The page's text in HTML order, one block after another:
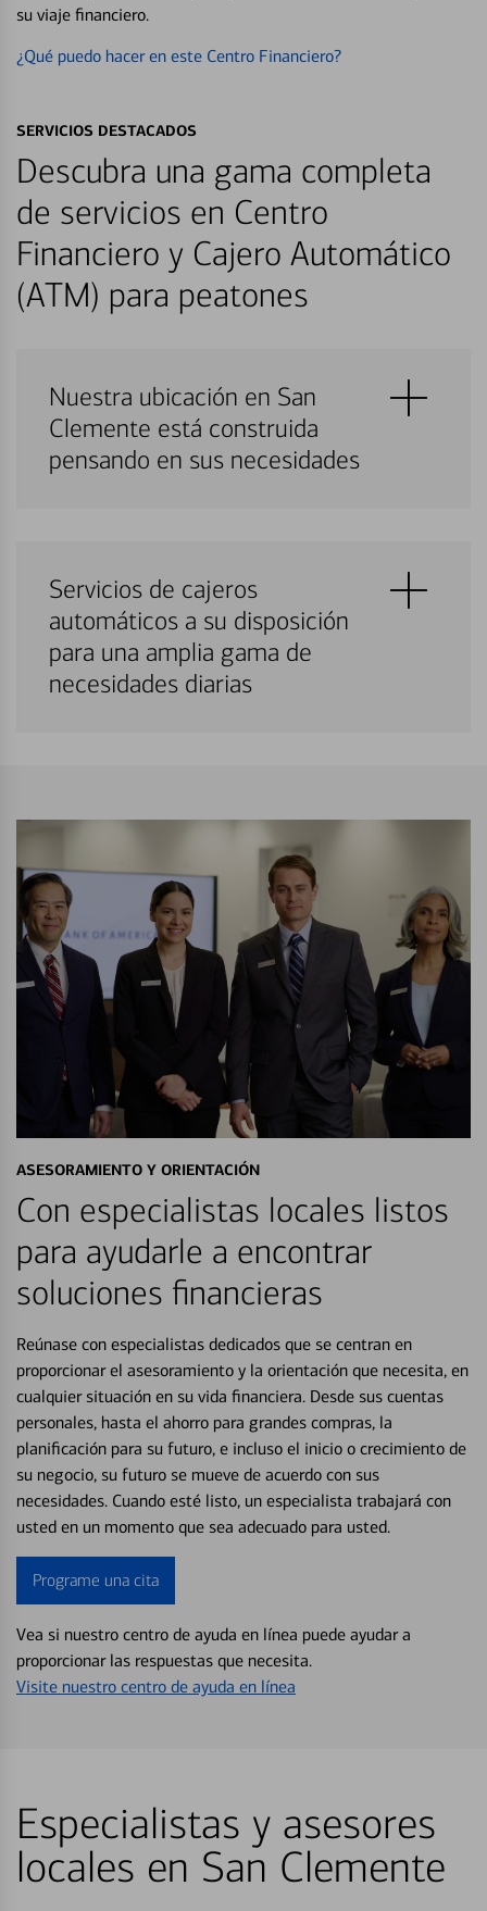
su viaje financiero.
¿Qué puedo hacer en este Centro Financiero?
SERVICIOS DESTACADOS
Descubra una gama completa
de servicios en Centro
Financiero y Cajero Automático
(ATM) para peatones
Nuestra ubicación en San
Clemente está construida
pensando en sus necesidades
Servicios de cajeros
automáticos a su disposición
para una amplia gama de
necesidades diarias
ASESORAMIENTO Y ORIENTACIÓN
Con especialistas locales listos
para ayudarle a encontrar
soluciones financieras
Reúnase con especialistas dedicados que se centran en
proporcionar el asesoramiento y la orientación que necesita, en
cualquier situación en su vida financiera. Desde sus cuentas
personales, hasta el ahorro para grandes compras, la
planificación para su futuro, e incluso el inicio o crecimiento de
su negocio, su futuro se mueve de acuerdo con sus
necesidades. Cuando esté listo, un especialista trabajará con
usted en un momento que sea adecuado para usted.
Programe una cita
Vea si nuestro centro de ayuda en línea puede ayudar a
proporcionar las respuestas que necesita.
Visite nuestro centro de ayuda en línea
Especialistas y asesores
locales en San Clemente